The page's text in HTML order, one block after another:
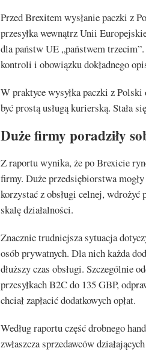
Przed Brexitem wysłanie paczki z
przesyłka wewnątrz Unii
dla państw UE „państwem
kontroli i obowiązku dokładnego
W praktyce wysyłka paczki z
być prostą usługą kurierską. Stała
Duże firmy poradziły
Z raportu wynika, że po Brexicie
firmy. Duże przedsiębiorstwa
korzystać z obsługi celnej, wdrożyć
skalę działalności.
Znacznie trudniejsza sytuacja
osób prywatnych. Dla nich każda
dłuższy czas obsługi. Szczególnie
przesyłkach B2C do 135 GBP,
chciał zapłacić dodatkowych opłat.
Według raportu część drobnego
zwłaszcza sprzedawców